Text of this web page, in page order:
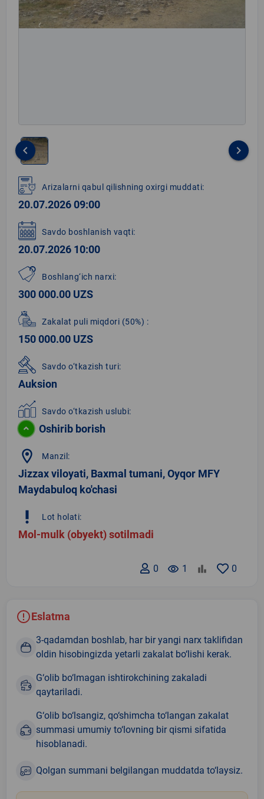
1
of
1
keyboard_arrow_left keyboard_arrow_right
Arizalarni qabul qilishning oxirgi muddati:
20.07.2026 09:00
Savdo boshlanish vaqti:
20.07.2026 10:00
Boshlang‘ich narxi:
300 000.00 UZS
Zakalat puli miqdori (50%) :
150 000.00 UZS
Savdo o‘tkazish turi:
Auksion
Savdo o‘tkazish uslubi:
Oshirib borish
location_on Manzil:
Jizzax viloyati, Baxmal tumani, Oyqor MFY
Maydabuloq ko'chasi
priority_high Lot holati:
Mol-mulk (obyekt) sotilmadi
0
remove_red_eye 1
0
Eslatma
3-qadamdan boshlab, har bir yangi narx taklifidan
oldin hisobingizda yetarli zakalat bo‘lishi kerak.
G‘olib bo‘lmagan ishtirokchining zakaladi
qaytariladi.
G‘olib bo‘lsangiz, qo‘shimcha to‘langan zakalat
summasi umumiy to‘lovning bir qismi sifatida
hisoblanadi.
Qolgan summani belgilangan muddatda to‘laysiz.